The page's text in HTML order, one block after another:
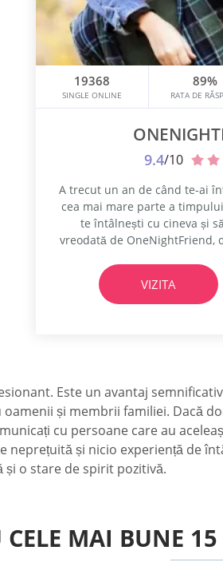
19368
SINGLE ONLINE
89%
RATA DE
9.4/10
A trecut un an de când te-ai
cea mai mare parte a
te întâlnești cu cineva și
vreodată de OneNightFriend,
încearcă să găsească
bine!
VIZITA
Este un avantaj
și membrii familiei. Dacă
cu persoane care au
neprețuită și nicio experiență de
și o stare de spirit pozitivă.
CELE MAI BUNE